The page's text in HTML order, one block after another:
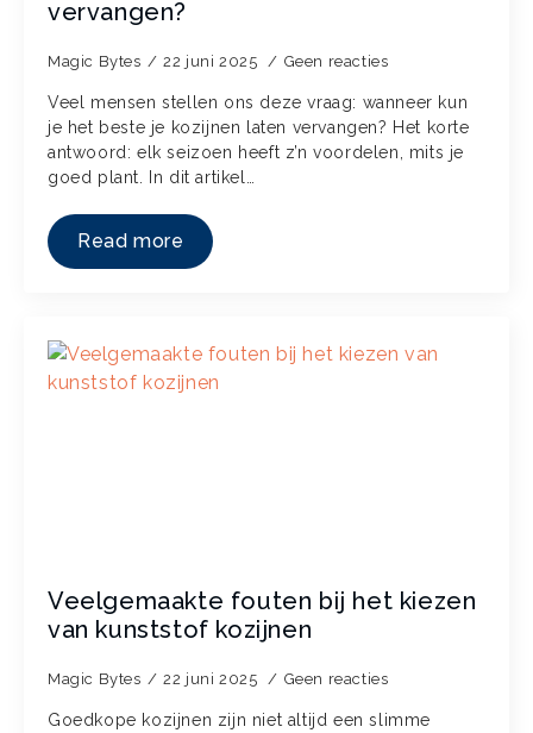
vervangen?
Magic Bytes 22 juni 2025 Geen reacties
Veel mensen stellen ons deze vraag: wanneer kun
je het beste je kozijnen laten vervangen? Het korte
antwoord: elk seizoen heeft z’n voordelen, mits je
goed plant. In dit artikel…
Read more
Veelgemaakte fouten bij het kiezen
van kunststof kozijnen
Magic Bytes 22 juni 2025 Geen reacties
Goedkope kozijnen zijn niet altijd een slimme